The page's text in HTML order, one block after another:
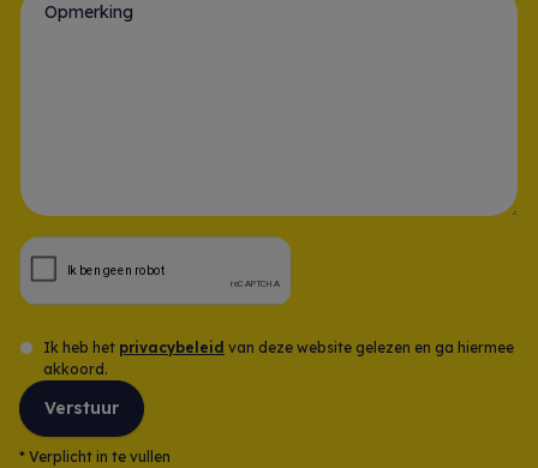
Ik heb het privacybeleid van deze website gelezen en ga hiermee
akkoord.
Verstuur
* Verplicht in te vullen